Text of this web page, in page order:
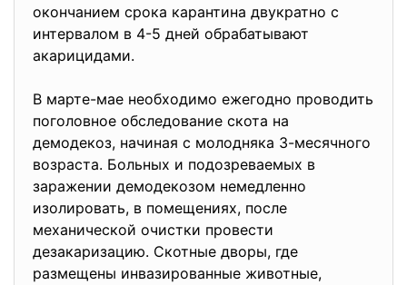
окончанием срока карантина двукратно с
интервалом в 4-5 дней обрабатывают
акарицидами.
В марте-мае необходимо ежегодно проводить
поголовное обследование скота на
демодекоз, начиная с молодняка 3-месячного
возраста. Больных и подозреваемых в
заражении демодекозом немедленно
изолировать, в помещениях, после
механической очистки провести
дезакаризацию. Скотные дворы, где
размещены инвазированные животные,